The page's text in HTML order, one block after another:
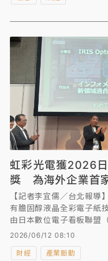
記官到吳乃仁台北住處拘
吳乃仁神隱多日，已於昨
院訊後裁定管收，已解送
虹彩光電獲2026
獎 為海外企業首
【記者李宜儒／台北報導
有膽固醇液晶全彩電子紙
由日本數位電子看板聯
Consortium; DSC）主辦
異獎（Digital Signage
第一個海外獲獎企業。
2026/06/12 08:10
財經 產業脈動